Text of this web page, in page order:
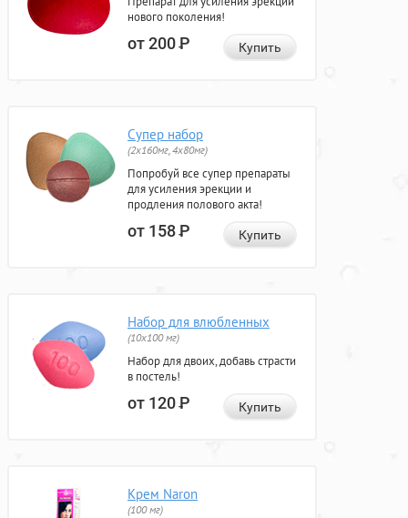
нового поколения!
от 200Р Купить
Супер набор
(2х160мг, 4х80мг)
Попробуй все супер препараты
для усиления эрекции и
продления полового акта!
от 158Р Купить
Набор для влюбленных
(10х100 мг)
Набор для двоих, добавь страсти
в постель!
от 120Р Купить
Крем Naron
(100 мг)